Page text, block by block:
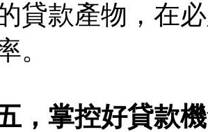
貸款產物，在
。
，掌控好貸款